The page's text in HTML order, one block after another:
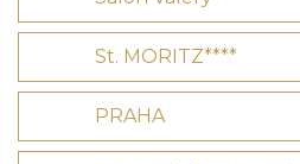
St. MORITZ****
PRAHA